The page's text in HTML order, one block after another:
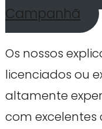
Campanhã
Os nossos
licenciados ou
altamente
com excelentes